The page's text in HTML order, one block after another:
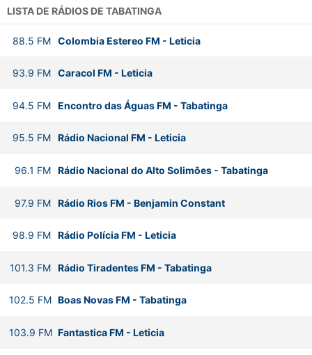
LISTA DE RÁDIOS DE TABATINGA
88.5 FM Colombia Estereo FM - Leticia
93.9 FM Caracol FM - Leticia
94.5 FM Encontro das Águas FM - Tabatinga
95.5 FM Rádio Nacional FM - Leticia
96.1 FM Rádio Nacional do Alto Solimões- Tabatinga
97.9 FM Rádio Rios FM - Benjamin Constant
98.9 FM Rádio Polícia FM - Leticia
101.3 FM Rádio Tiradentes FM - Tabatinga
102.5 FM Boas Novas FM - Tabatinga
103.9 FM Fantastica FM - Leticia